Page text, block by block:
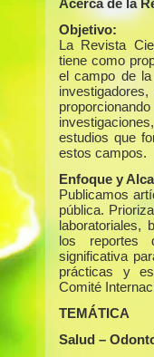
Acerca de la
Objetivo:
La Revista
tiene como
el campo de
estudios que
estos campos.
Enfoque y
Publicamos
pública.
laboratoriales,
los reportes
significativa
prácticas y
Comité
TEMÁTICA
Salud –